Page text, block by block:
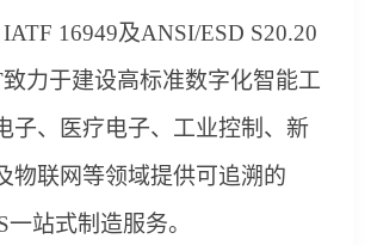
IATF 16949及ANSI/ESD S20.20
力于建设高标准数字化智能工
子、 医疗电子、 工业控制 、新
物联网等领域提供可追溯的
站式制造服务。